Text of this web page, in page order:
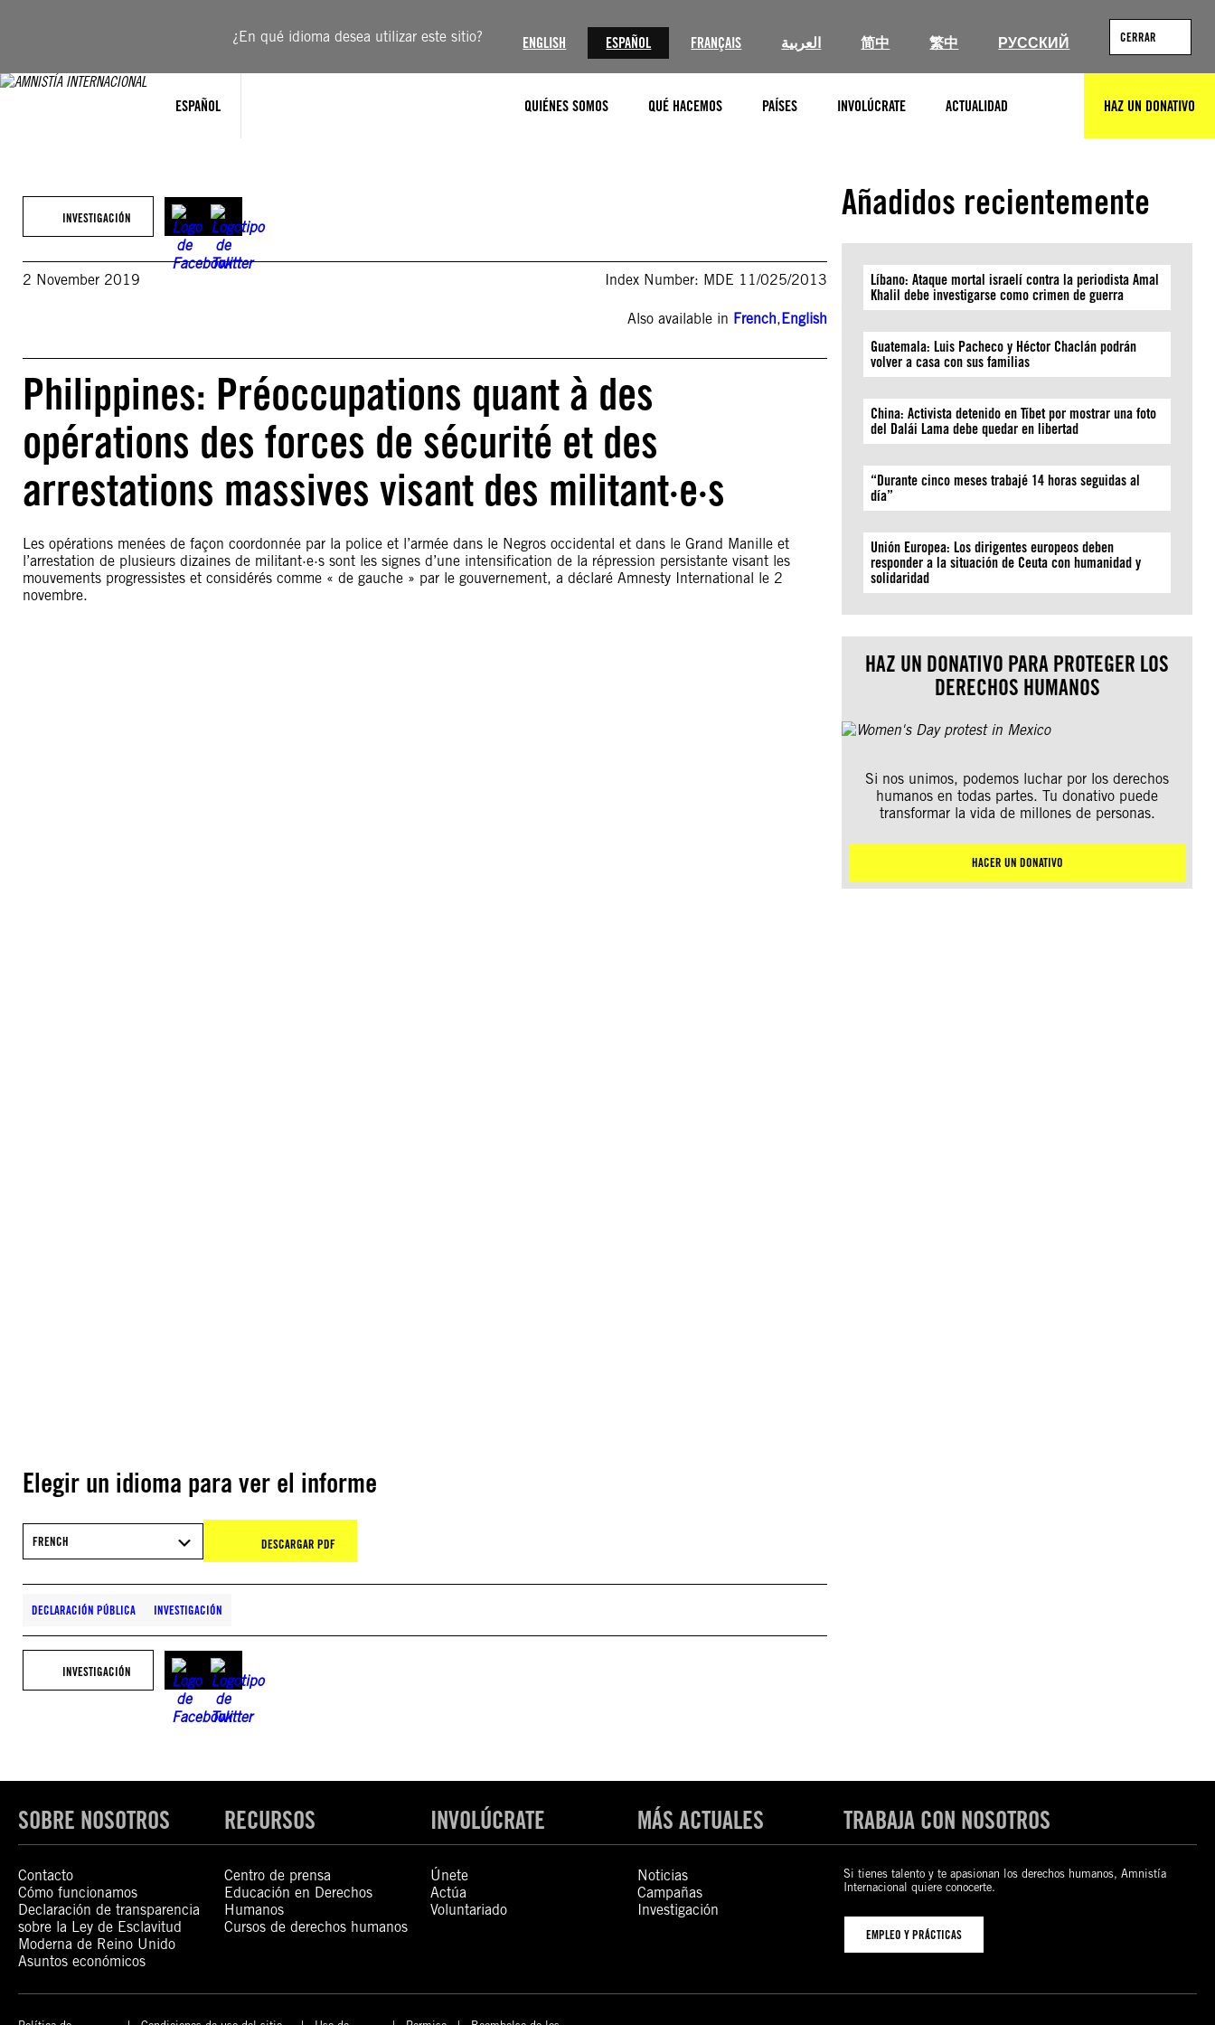
¿En qué idioma desea utilizar este sitio? ENGLISH ESPAÑOL FRANÇAIS العربية 简中 繁中 РУССКИЙ CERRAR
ESPAÑOL QUIÉNES SOMOS QUÉ HACEMOS PAÍSES INVOLÚCRATE ACTUALIDAD HAZ UN DONATIVO
INVESTIGACIÓN
2 November 2019 Index Number: MDE 11/025/2013
Also available in French,English
Philippines: Préoccupations quant à des
opérations des forces de sécurité et des
arrestations massives visant des militant·e·s
Les opérations menées de façon coordonnée par la police et l’armée dans le Negros occidental et dans le Grand Manille et
l’arrestation de plusieurs dizaines de militant·e·s sont les signes d’une intensification de la répression persistante visant les
mouvements progressistes et considérés comme « de gauche » par le gouvernement, a déclaré Amnesty International le 2
novembre.
Elegir un idioma para ver el informe
FRENCH DESCARGAR PDF
DECLARACIÓN PÚBLICA INVESTIGACIÓN
INVESTIGACIÓN
Añadidos recientemente
Líbano: Ataque mortal israelí contra la periodista Amal
Khalil debe investigarse como crimen de guerra
Guatemala: Luis Pacheco y Héctor Chaclán podrán
volver a casa con sus familias
China: Activista detenido en Tíbet por mostrar una foto
del Dalái Lama debe quedar en libertad
“Durante cinco meses trabajé 14 horas seguidas al
día”
Unión Europea: Los dirigentes europeos deben
responder a la situación de Ceuta con humanidad y
solidaridad
HAZ UN DONATIVO PARA PROTEGER LOS
DERECHOS HUMANOS
Si nos unimos, podemos luchar por los derechos
humanos en todas partes. Tu donativo puede
transformar la vida de millones de personas.
HACER UN DONATIVO
SOBRE NOSOTROS
Contacto
Cómo funcionamos
Declaración de transparencia
sobre la Ley de Esclavitud
Moderna de Reino Unido
Asuntos económicos
RECURSOS
Centro de prensa
Educación en Derechos
Humanos
Cursos de derechos humanos
INVOLÚCRATE
Únete
Actúa
Voluntariado
MÁS ACTUALES
Noticias
Campañas
Investigación
TRABAJA CON NOSOTROS
Si tienes talento y te apasionan los derechos humanos, Amnistía
Internacional quiere conocerte.
EMPLEO Y PRÁCTICAS